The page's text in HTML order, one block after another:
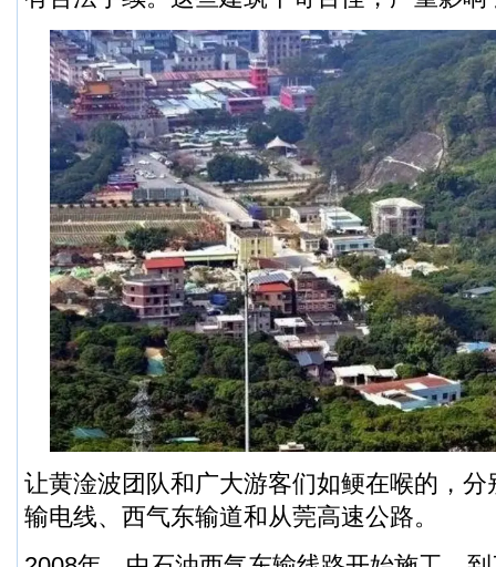
让黄淦波团队和广大游客们如鲠在喉的，
输电线、西气东输道和从莞高速公路。